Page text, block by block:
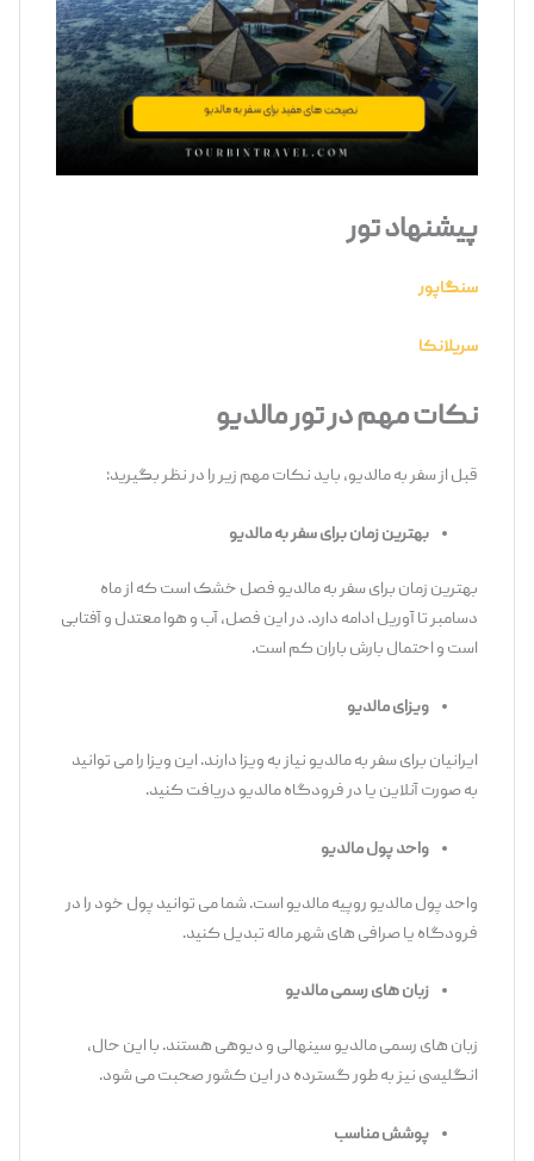
پیشنهاد تور
سنگاپور
سریلانکا
نکات مهم در تور مالدیو
قبل از سفر به مالدیو، باید نکات مهم زیر را در نظر بگیرید:
بهترین زمان برای سفر به مالدیو
بهترین زمان برای سفر به مالدیو فصل خشک است که از ماه
دسامبر تا آوریل ادامه دارد. در این فصل، آب و هوا معتدل و آفتابی
است و احتمال بارش باران کم است.
ویزای مالدیو
ایرانیان برای سفر به مالدیو نیاز به ویزا دارند. این ویزا را می توانید
به صورت آنلاین یا در فرودگاه مالدیو دریافت کنید.
واحد پول مالدیو
واحد پول مالدیو روپیه مالدیو است. شما می توانید پول خود را در
فرودگاه یا صرافی های شهر ماله تبدیل کنید.
زبان های رسمی مالدیو
زبان های رسمی مالدیو سینهالی و دیوهی هستند. با این حال،
انگلیسی نیز به طور گسترده در این کشور صحبت می شود.
پوشش مناسب